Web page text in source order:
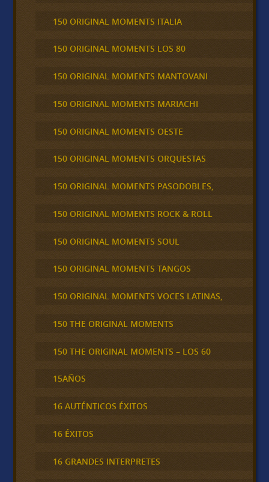
150 ORIGINAL MOMENTS ITALIA
150 ORIGINAL MOMENTS LOS 80
150 ORIGINAL MOMENTS MANTOVANI
150 ORIGINAL MOMENTS MARIACHI
150 ORIGINAL MOMENTS OESTE
150 ORIGINAL MOMENTS ORQUESTAS
150 ORIGINAL MOMENTS PASODOBLES,
150 ORIGINAL MOMENTS ROCK & ROLL
150 ORIGINAL MOMENTS SOUL
150 ORIGINAL MOMENTS TANGOS
150 ORIGINAL MOMENTS VOCES LATINAS,
150 THE ORIGINAL MOMENTS
150 THE ORIGINAL MOMENTS – LOS 60
15AÑOS
16 AUTÉNTICOS ÉXITOS
16 ÉXITOS
16 GRANDES INTERPRETES